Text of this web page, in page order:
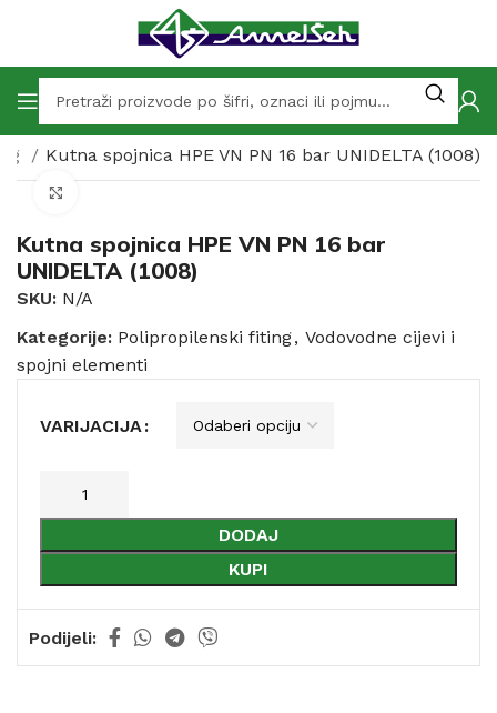
Kutna spojnica HPE VN PN 16 bar UNIDELTA (1008)
Kutna spojnica HPE VN PN 16 bar
UNIDELTA (1008)
SKU: N/A
Kategorije: Polipropilenski fiting, Vodovodne cijevi i
spojni elementi
VARIJACIJA
DODAJ
KUPI
Podijeli: